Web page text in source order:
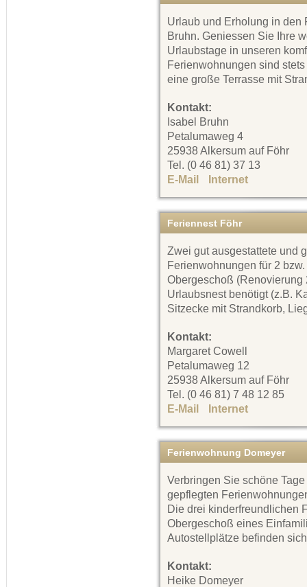
Urlaub und Erholung in den
Bruhn. Geniessen Sie Ihre
Urlaubstage in unseren
Ferienwohnungen sind
eine große Terrasse mit
Kontakt:
Isabel Bruhn
Petalumaweg 4
25938 Alkersum auf Föhr
Tel. (0 46 81) 37 13
E-Mail
Internet
Feriennest Föhr
Zwei gut ausgestattete und
Ferienwohnungen für 2
Obergeschoß (Renovierung
Urlaubsnest benötigt (z.B.
Sitzecke mit Strandkorb,
Kontakt:
Margaret Cowell
Petalumaweg 12
25938 Alkersum auf Föhr
Tel. (0 46 81) 7 48 12 85
E-Mail
Internet
Ferienwohnung Domeyer
Verbringen Sie schöne
gepflegten
Die drei kinderfreundlichen
Obergeschoß eines
Autostellplätze befinden
Kontakt:
Heike Domeyer